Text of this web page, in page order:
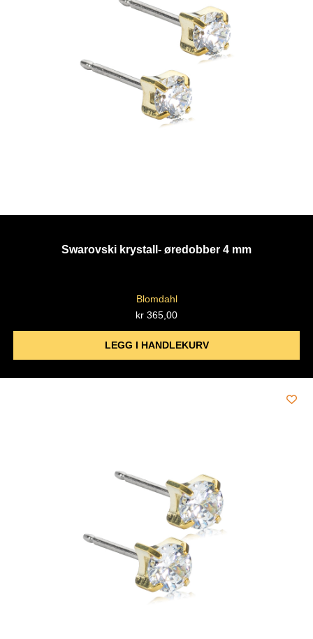
Swarovski krystall- øredobber 4 mm
Blomdahl
kr 365,00
LEGG I HANDLEKURV